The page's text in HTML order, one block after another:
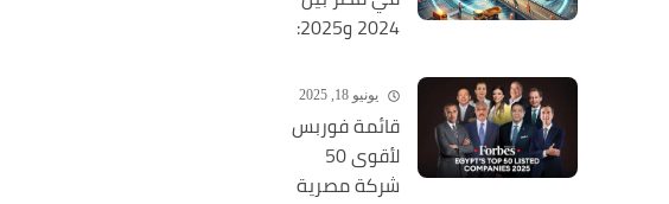
2024 و2025:
ورؤية طموحة
للمستقبل"
يونيو 18, 2025
قائمة فوربس
لأقوى 50
شركة مصرية